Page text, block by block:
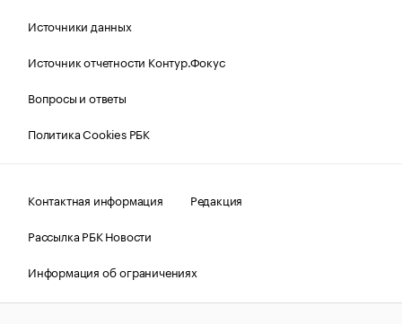
Источники данных
Источник отчетности Контур.Фокус
Вопросы и ответы
Политика Cookies РБК
Контактная информация
Редакция
Рассылка РБК Новости
Информация об ограничениях
Правовая информация
О соблюдении авторских прав